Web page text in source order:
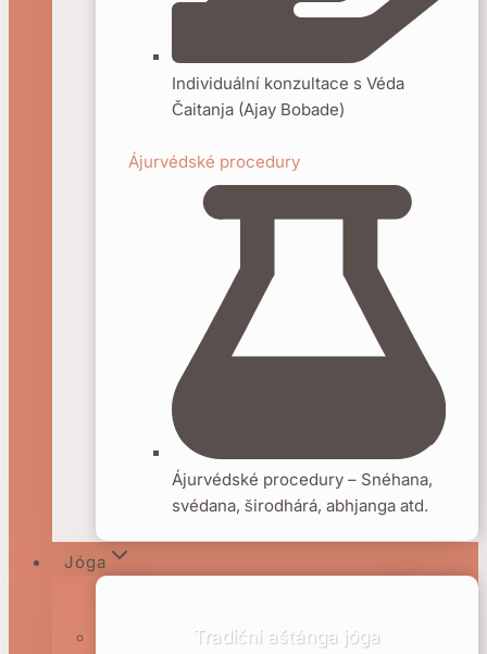
Individuální konzultace s Véda
Čaitanja (Ajay Bobade)
Ájurvédské procedury
Ájurvédské procedury – Snéhana,
svédana, širodhárá, abhjanga atd.
Jóga
Tradiční aštánga jóga